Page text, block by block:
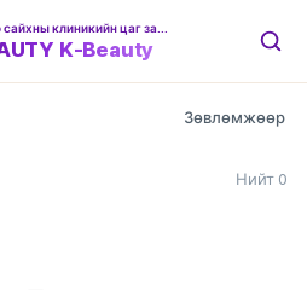
K-Beauty
Нийт 0